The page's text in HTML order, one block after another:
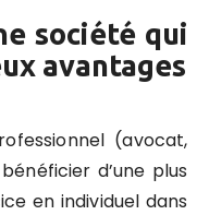
société qui
avantages
(avocat,
d’une plus
en individuel dans